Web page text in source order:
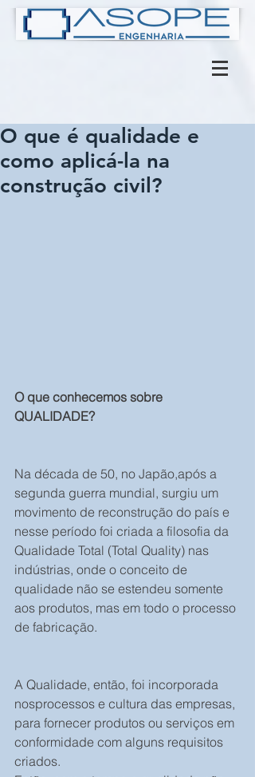
O que é qualidade e
como aplicá-la na
construção civil?
O que conhecemos sobre
QUALIDADE?
Na década de 50, no Japão,após a
segunda guerra mundial, surgiu um
movimento de reconstrução do país e
nesse período foi criada a filosofia da
Qualidade Total (Total Quality) nas
indústrias, onde o conceito de
qualidade não se estendeu somente
aos produtos, mas em todo o processo
de fabricação.
A Qualidade, então, foi incorporada
nosprocessos e cultura das empresas,
para fornecer produtos ou serviços em
conformidade com alguns requisitos
criados.